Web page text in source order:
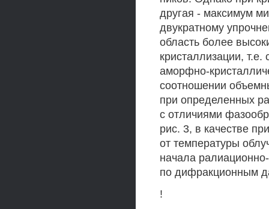
другая - максимум
двукратному
область более
кристаллизации,
аморфно-
соотношении
при определенных
с отличиями
рис. 3, в качестве
от температуры
начала
по дифракционным
!